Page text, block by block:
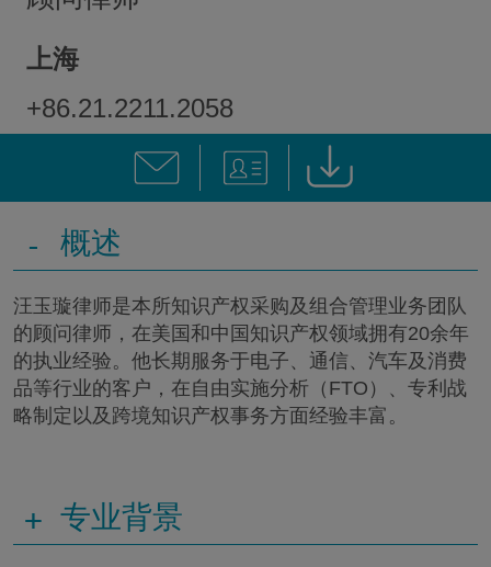
上海
+86.21.2211.2058
- 概述
汪玉璇律师是本所知识产权采购及组合管理业务团队
的顾问律师，在美国和中国知识产权领域拥有20余年
的执业经验。他长期服务于电子、通信、汽车及消费
品等行业的客户，在自由实施分析（FTO）、专利战
略制定以及跨境知识产权事务方面经验丰富。
+ 专业背景